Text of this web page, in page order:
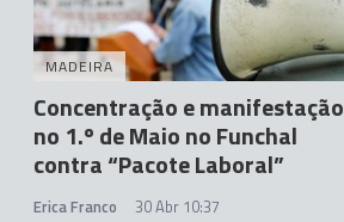
MADEIRA
Concentração e manifestação
no 1.º de Maio no Funchal
contra “Pacote Laboral”
Erica Franco 30 Abr 10:37